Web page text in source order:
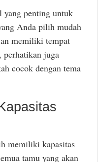
yang penting untuk
Anda pilih mudah
memiliki tempat
perhatikan juga
cocok dengan tema
memiliki kapasitas
tamu yang akan